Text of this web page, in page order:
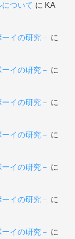
ついて に KA
イの研究－ に
イの研究－ に
イの研究－ に
イの研究－ に
イの研究－ に
イの研究－ に
イの研究－ に